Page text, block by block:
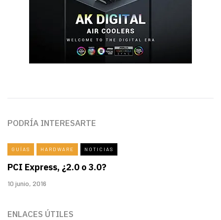
PODRÍA INTERESARTE
GUÍAS HARDWARE NOTICIAS
PCI Express, ¿2.0 o 3.0?
10 junio, 2016
ENLACES ÚTILES